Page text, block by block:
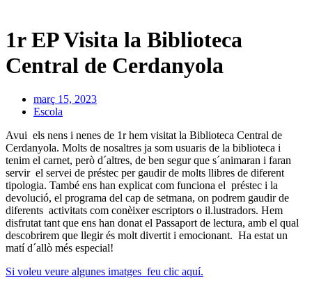
1r EP Visita la Biblioteca
Central de Cerdanyola
març 15, 2023
Escola
Avui els nens i nenes de 1r hem visitat la Biblioteca Central de
Cerdanyola. Molts de nosaltres ja som usuaris de la biblioteca i
tenim el carnet, però d´altres, de ben segur que s´animaran i faran
servir el servei de préstec per gaudir de molts llibres de diferent
tipologia. També ens han explicat com funciona el préstec i la
devolució, el programa del cap de setmana, on podrem gaudir de
diferents activitats com conèixer escriptors o il.lustradors. Hem
disfrutat tant que ens han donat el Passaport de lectura, amb el qual
descobrirem que llegir és molt divertit i emocionant. Ha estat un
matí d´allò més especial!
Si voleu veure algunes imatges feu clic aquí.